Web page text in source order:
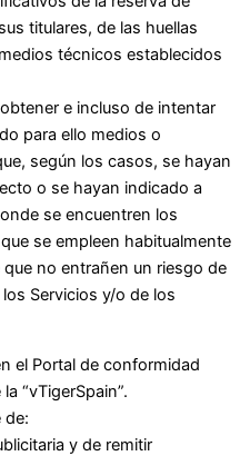
titulares, de las huellas
técnicos establecidos
e incluso de intentar
para ello medios o
según los casos, se hayan
o se hayan indicado a
se encuentren los
se empleen habitualmente
no entrañen un riesgo de
Servicios y/o de los
el Portal de conformidad
“vTigerSpain”.
de:
y de remitir